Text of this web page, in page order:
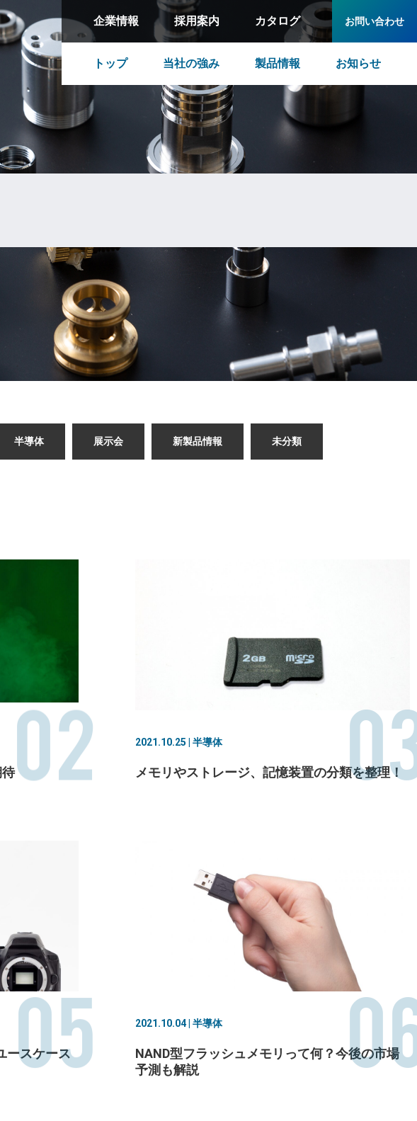
トップ 当社の強み 製品情報 お知らせ
企業情報 採用案内 カタログ お問い合わせ
半導体 展示会 新製品情報 未分類
02 2021.10.25 | 半導体
メモリやストレージ、記憶装置の分類を整理！
ースケース
05 2021.10.04 | 半導体
NAND型フラッシュメモリって何？今後の市場
予測も解説